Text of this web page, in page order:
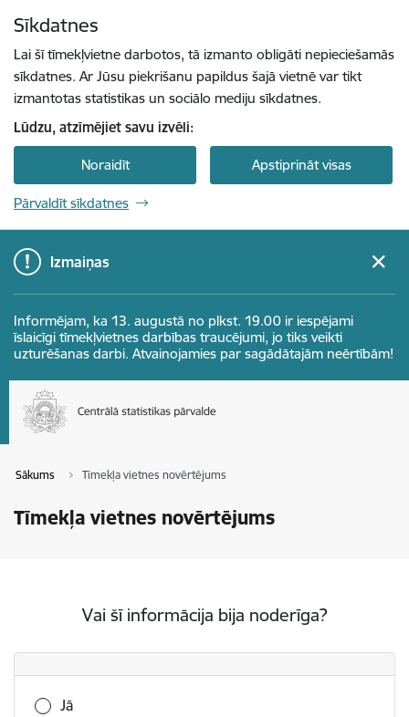
Sīkdatnes
Lai šī tīmekļvietne darbotos, tā izmanto obligāti nepieciešamās
sīkdatnes. Ar Jūsu piekrišanu papildus šajā vietnē var tikt
izmantotas statistikas un sociālo mediju sīkdatnes.
Lūdzu, atzīmējiet savu izvēli:
Noraidīt Apstiprināt visas
Pārvaldīt sīkdatnes
Izmaiņas
Informējam, ka 13. augustā no plkst. 19.00 ir iespējami
īslaicīgi tīmekļvietnes darbības traucējumi, jo tiks veikti
uzturēšanas darbi. Atvainojamies par sagādātajām neērtībām!
Sākums Tīmekļa vietnes novērtējums
Tīmekļa vietnes novērtējums
Vai šī informācija bija noderīga?
Vai šī informācija bija noderīga?
Jā